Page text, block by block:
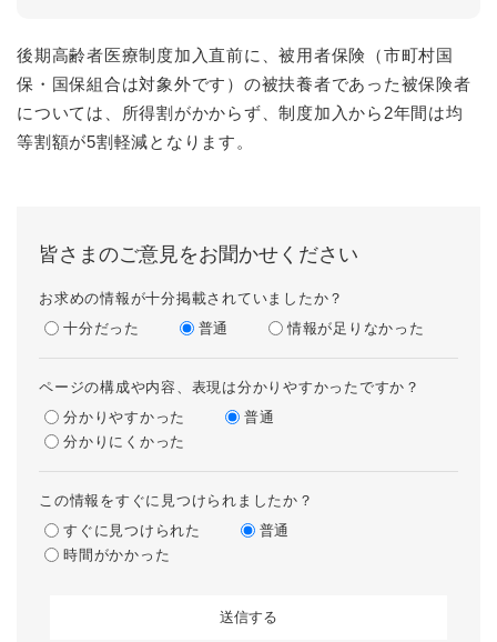
後期高齢者医療制度加入直前に、被用者保険（市町村国
保・国保組合は対象外です）の被扶養者であった被保険者
については、所得割がかからず、制度加入から2年間は均
等割額が5割軽減となります。
皆さまのご意見をお聞かせください
お求めの情報が十分掲載されていましたか？
十分だった
普通 情報が足りなかった
ページの構成や内容、表現は分かりやすかったですか？
分かりやすかった
普通
分かりにくかった
この情報をすぐに見つけられましたか？
すぐに見つけられた
普通
時間がかかった